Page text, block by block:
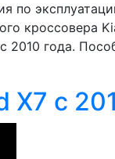
2010 года.
X7 c